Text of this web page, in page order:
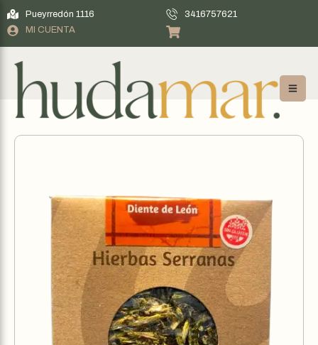
Pueyrredón 1116
3416757621
MI CUENTA